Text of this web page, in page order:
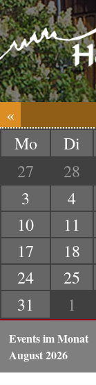
«
Mo
Di
27
28
3
4
10
11
17
18
24
25
31
1
Events im Monat
August 2026